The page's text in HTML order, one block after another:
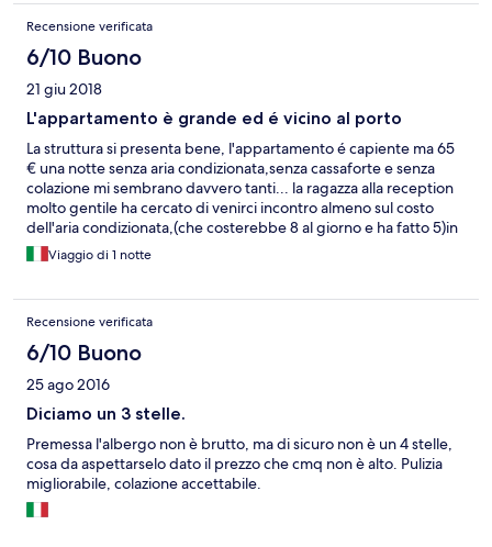
poi con un tono abbastanza nervoso, dovuto forse alla lettura
della mia precedente recensione, ha cominciato a fare polemica,
a mio parere inadeguata,visto che i problemi riscontrati l'altra
volta c'erano e non erano frutto della mia immaginazione.
Comunque non voglio ripetermi, potete andare a leggerlo
nell'altra recensione...ha detto che se c'era qualcosa che non
andava nella camera dovevo dirlo con lui e non scriverlo su
internet(o una cosa del genere), E ha ricominciato con tono
abbastanza nervoso, a fare polemica di nuovo, io ci sono rimasto
un po' male,ma sono stato zitto e l'ho fatto sfogare, poi ho preso
la chiave della camera è me ne sono andato su.la camera era
leggermente meglio, ma ribadisco che si possano curare di
più.La scorsa recensione non era negativa,questa si, non per la
camera,ma per l'atteggiamento del proprietario che non accetta
Recensione verificata
6/10 Buono
21 giu 2018
L'appartamento è grande ed é vicino al porto
La struttura si presenta bene, l'appartamento é capiente ma 65
€ una notte senza aria condizionata,senza cassaforte e senza
colazione mi sembrano davvero tanti... la ragazza alla reception
molto gentile ha cercato di venirci incontro almeno sul costo
dell'aria condizionata,(che costerebbe 8 al giorno e ha fatto 5)in
generale non mi posso lamentare ma meriterebbe una
sistemata.pulsanti tapparelle rotti, doccia con il supporto del
male,insomma un po' trascurata... ha delle buone potenzialità
visto il prezzo dovrebbe offrire qualcosa in più e curare un po' di
più le camere...vista la buona posizione e quello che potrebbe
offrire...
Viaggio di 1 notte
Recensione verificata
6/10 Buono
25 ago 2016
Diciamo un 3 stelle.
Premessa l'albergo non è brutto, ma di sicuro non è un 4 stelle,
cosa da aspettarselo dato il prezzo che cmq non è alto. Pulizia
migliorabile, colazione accettabile.